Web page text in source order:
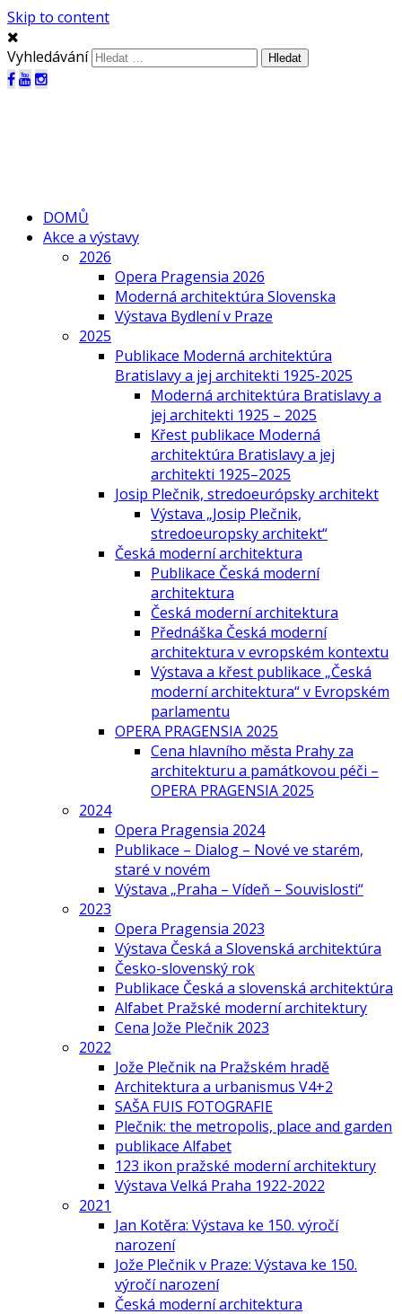
Skip to content
Vyhledávání
DOMŮ
Akce a výstavy
2026
Opera Pragensia 2026
Moderná architektúra Slovenska
Výstava Bydlení v Praze
2025
Publikace Moderná architektúra
Bratislavy a jej architekti 1925-2025
Moderná architektúra Bratislavy a
jej architekti 1925 – 2025
Křest publikace Moderná
architektúra Bratislavy a jej
architekti 1925–2025
Josip Plečnik, stredoeurópsky architekt
Výstava „Josip Plečnik,
stredoeuropsky architekt“
Česká moderní architektura
Publikace Česká moderní
architektura
Česká moderní architektura
Přednáška Česká moderní
architektura v evropském kontextu
Výstava a křest publikace „Česká
moderní architektura“ v Evropském
parlamentu
OPERA PRAGENSIA 2025
Cena hlavního města Prahy za
architekturu a památkovou péči –
OPERA PRAGENSIA 2025
2024
Opera Pragensia 2024
Publikace – Dialog – Nové ve starém,
staré v novém
Výstava „Praha – Vídeň – Souvislosti“
2023
Opera Pragensia 2023
Výstava Česká a Slovenská architektúra
Česko-slovenský rok
Publikace Česká a slovenská architektúra
Alfabet Pražské moderní architektury
Cena Jože Plečnik 2023
2022
Jože Plečnik na Pražském hradě
Architektura a urbanismus V4+2
SAŠA FUIS FOTOGRAFIE
Plečnik: the metropolis, place and garden
publikace Alfabet
123 ikon pražské moderní architektury
Výstava Velká Praha 1922-2022
2021
Jan Kotěra: Výstava ke 150. výročí
narození
Jože Plečnik v Praze: Výstava ke 150.
výročí narození
Česká moderní architektura